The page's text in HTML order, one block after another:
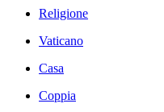
Religione
Vaticano
Casa
Coppia